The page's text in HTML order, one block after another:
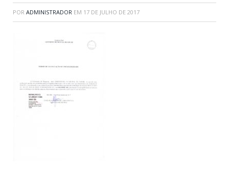
POR ADMINISTRADOR EM 17 DE JULHO DE 2017